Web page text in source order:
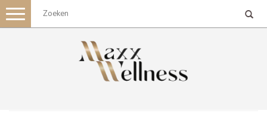
Toggle
navigation